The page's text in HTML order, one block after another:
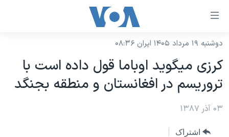
لینکهای
دسترسی
جهش
محتوای
اصلی
نسخه سبک وب‌سایت
موضوع ها
ایران
آمریکا
برنامه های تلویزیونی
جدول برنامه ها
دوشنبه ۱۹ مرداد ۱۴۰۵ ایران ۰۸:۳۶
کرزی ميگويد اوباما قول داده است با
تروريسم در افغانستان و منطقه بجنگد
۰۳ آذر ۱۳۸۷
اشتراک